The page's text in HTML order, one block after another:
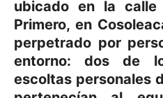
ubicado en la calle
Primero, en
perpetrado por
entorno: dos de
escoltas personales